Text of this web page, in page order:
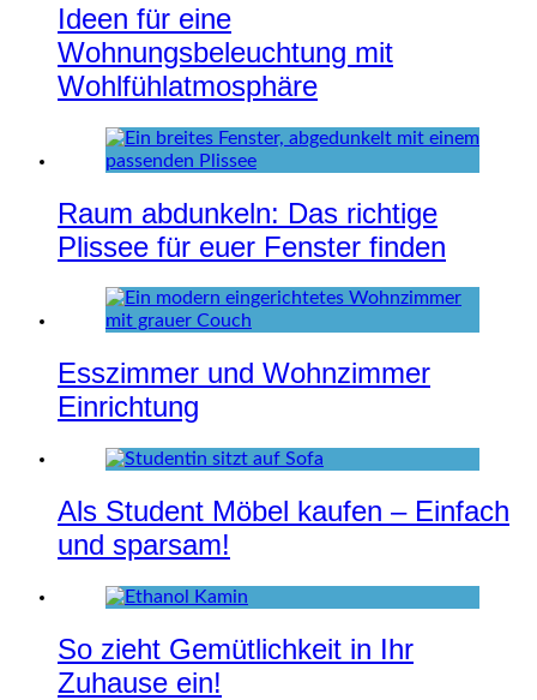
Ideen für eine
Wohnungsbeleuchtung mit
Wohlfühlatmosphäre
Raum abdunkeln: Das richtige
Plissee für euer Fenster finden
Esszimmer und Wohnzimmer
Einrichtung
Als Student Möbel kaufen – Einfach
und sparsam!
So zieht Gemütlichkeit in Ihr
Zuhause ein!